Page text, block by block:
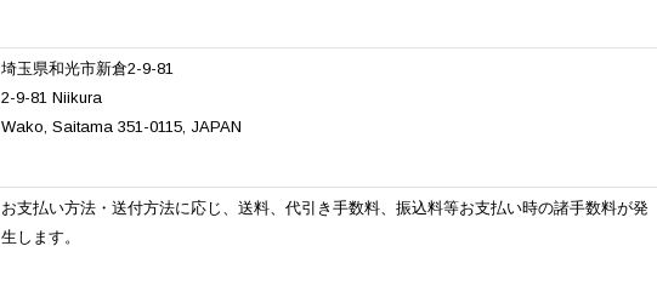
埼玉県和光市新倉2-9-81
2-9-81 Niikura
Wako, Saitama 351-0115, JAPAN
お支払い方法・送付方法に応じ、送料、代引き手数料、振込料等お支払い時の諸手数料が発
生します。